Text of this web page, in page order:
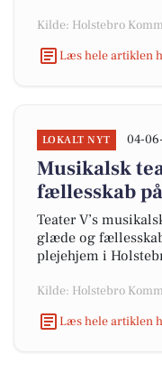
Kilde: Holstebro
Læs hele artiklen
LOKALT NYT 04-
Musikalsk
fællesskab
Teater V’s
glæde og
plejehjem i
Kilde: Holstebro
Læs hele artiklen